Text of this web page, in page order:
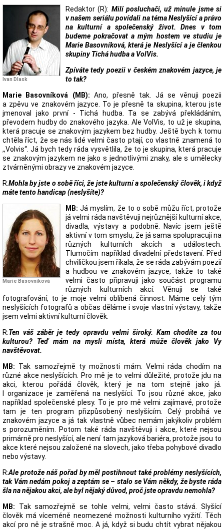
Ivan Dlask
Redaktor (R): Milí posluchači, už minule jsme si
v našem seriálu povídali na téma Neslyšící a právo
na kulturní a společenský život. Dnes v tom
budeme pokračovat a mým hostem ve studiu je
Marie Basovníková, která je Neslyšící a je členkou
skupiny Tichá hudba a VolVis.
Zpíváte tedy poezii v českém znakovém jazyce, je
to tak?
Marie Basovníková (MB): Ano, přesně tak. Já se věnuji poezii
a zpěvu ve znakovém jazyce. To je přesně ta skupina, kterou jste
jmenoval jako první - Tichá hudba. Ta se zabývá překládáním,
převodem hudby do znakového jazyka. Ale VolVis, to už je skupina,
která pracuje se znakovým jazykem bez hudby. Ještě bych k tomu
chtěla říct, že se nás lidé velmi často ptají, co vlastně znamená to
,,Volvis“. Já bych tedy ráda vysvětlila, že to je skupina, která pracuje
se znakovým jazykem ne jako s jednotlivými znaky, ale s umělecky
ztvárněnými obrazy ve znakovém jazyce.
R:Mohla by jste o sobě říci, že jste kulturní a společenský člověk, i když
máte tento handicap (neslyšíte)?
Marie Basovníková
MB: Já myslím, že to o sobě můžu říct, protože
já velmi ráda navštěvuji nejrůznější kulturní akce,
divadla, výstavy a podobně. Navíc jsem ještě
aktivní v tom smyslu, že já sama spolupracuji na
různých kulturních akcích a událostech.
Tlumočím například divadelní představení. Před
chviličkou jsem říkala, že se ráda zabývám poezií
a hudbou ve znakovém jazyce, takže to také
velmi často připravuji jako součást programu
různých kulturních akcí. Věnuji se také
fotografování, to je moje velmi oblíbená činnost. Máme celý tým
neslyšících fotografů a občas děláme i svoje vlastní výstavy, takže
jsem velmi aktivní kulturní člověk.
R:Ten váš záběr je tedy opravdu velmi široký. Kam chodíte za tou
kulturou? Teď mám na mysli místa, která může člověk jako Vy
navštěvovat.
MB: Tak samozřejmě ty možnosti mám. Velmi ráda chodím na
různé akce neslyšících. Pro mě je to velmi důležité, protože jdu na
akci, kterou pořádá člověk, který je na tom stejně jako já.
I organizace je zaměřená na neslyšící. To jsou různé akce, jako
například společenské plesy. To je pro mě velmi zajímavé, protože
tam je ten program přizpůsobený neslyšícím. Celý probíhá ve
znakovém jazyce a já tak vlastně vůbec nemám jakýkoliv problém
s porozuměním. Potom také ráda navštěvuji i akce, které nejsou
primárně pro neslyšící, ale není tam jazyková bariéra, protože jsou to
akce které nejsou založené na slovech, jako třeba pohybové divadlo
nebo výstavy.
R:Ale protože náš pořad by měl postihnout také problémy neslyšících,
tak Vám nedám pokoj a zeptám se – stalo se Vám někdy, že byste ráda
šla na nějakou akci, ale byl nějaký důvod, proč jste opravdu nemohla?
MB: Tak samozřejmě se tohle velmi, velmi často stává. Slyšící
člověk má víceméně neomezené možnosti kulturního vyžití. Těch
akcí pro ně je strašně moc. A já, když si budu chtít vybrat nějakou